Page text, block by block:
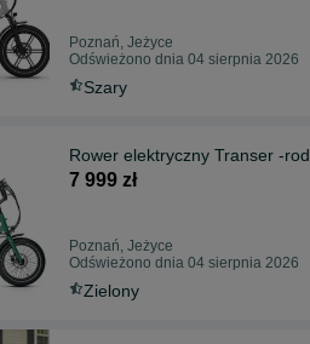
Poznań, Jeżyce
Odświeżono dnia 04 sierpnia 2026
Szary
Rower elektryczny Transer -
7 999 zł
Poznań, Jeżyce
Odświeżono dnia 04 sierpnia 2026
Zielony